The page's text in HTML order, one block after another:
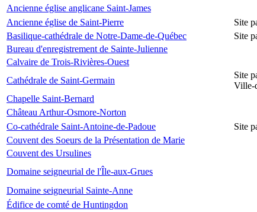
Ancienne église anglicane Saint-James
Ancienne église de Saint-Pierre
Site
Basilique-cathédrale de Notre-Dame-de-Québec
Site
Bureau d'enregistrement de Sainte-Julienne
Calvaire de Trois-Rivières-Ouest
Cathédrale de Saint-Germain
Site
Ville-
Chapelle Saint-Bernard
Château Arthur-Osmore-Norton
Co-cathédrale Saint-Antoine-de-Padoue
Site
Couvent des Soeurs de la Présentation de Marie
Couvent des Ursulines
Domaine seigneurial de l'Île-aux-Grues
Domaine seigneurial Sainte-Anne
Édifice de comté de Huntingdon